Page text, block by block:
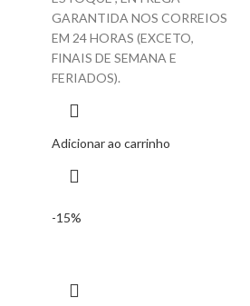
GARANTIDA NOS CORREIOS
EM 24 HORAS (EXCETO,
FINAIS DE SEMANA E
FERIADOS).
Adicionar ao carrinho
-15%